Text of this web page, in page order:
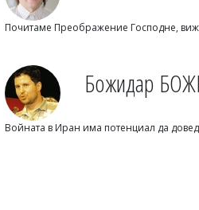
Почитаме Преображение Господне,
Божидар
Войната в Иран има потенциал да